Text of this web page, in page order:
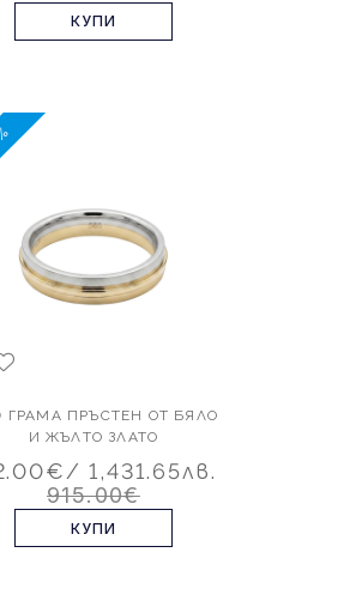
КУПИ
ГРАМА ПРЪСТЕН ОТ БЯЛО
И ЖЪЛТО ЗЛАТО
/ 1,431.65лв.
915.00€
КУПИ